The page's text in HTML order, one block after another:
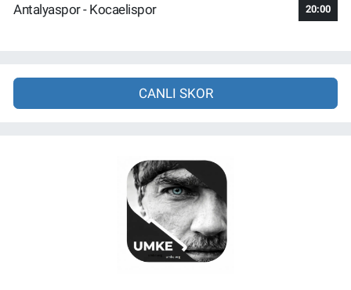
Antalyaspor - Kocaelispor 20:00
CANLI SKOR